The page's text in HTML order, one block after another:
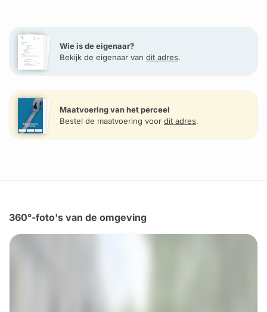
Wie is de eigenaar?
Bekijk de eigenaar van dit adres.
Maatvoering van het perceel
Bestel de maatvoering voor dit adres.
360°-foto's van de omgeving